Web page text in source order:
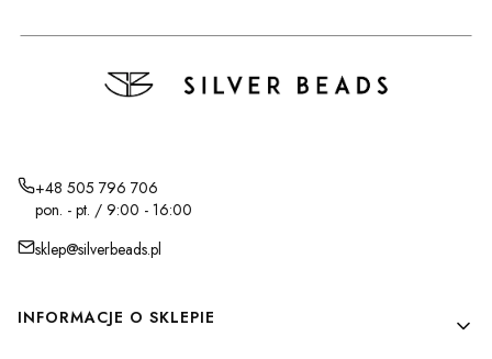
+48 505 796 706
pon. - pt. / 9:00 - 16:00
sklep@silverbeads.pl
Linki w stopce
INFORMACJE O SKLEPIE